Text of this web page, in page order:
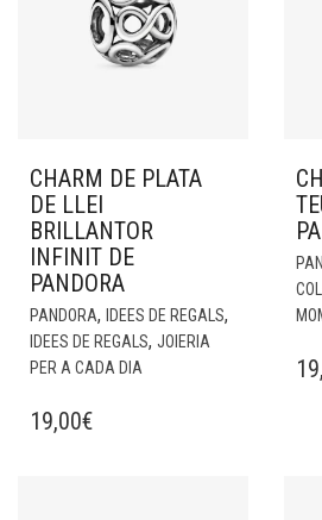
CHARM DE PLATA
DE LLEI
BRILLANTOR
INFINIT DE
PANDORA
PANDORA, IDEES DE REGALS,
IDEES DE REGALS, JOIERIA
PER A CADA DIA
19,00€